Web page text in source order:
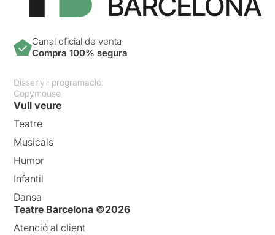
Canal oficial de venta
Compra 100% segura
Disseny i programació:
Copymouse
Vull veure
Teatre
Musicals
Humor
Infantil
Dansa
Teatre Barcelona ©2026
Atenció al client